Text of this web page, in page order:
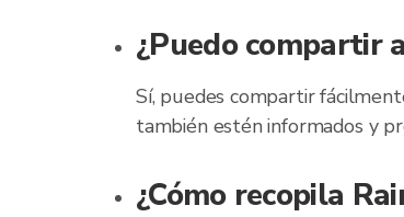
¿Puedo compartir
Sí, puedes compartir
también estén informados y
¿Cómo recopila